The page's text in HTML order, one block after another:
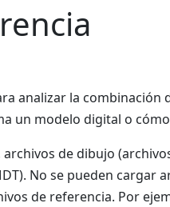
analizar la combinación
un modelo digital o
de dibujo
No se pueden cargar
de referencia. Por